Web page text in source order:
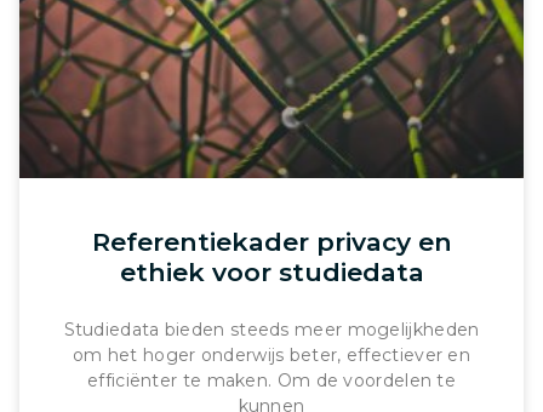
Referentiekader privacy en
ethiek voor studiedata
Studiedata bieden steeds meer mogelijkheden
om het hoger onderwijs beter, effectiever en
efficiënter te maken. Om de voordelen te
kunnen